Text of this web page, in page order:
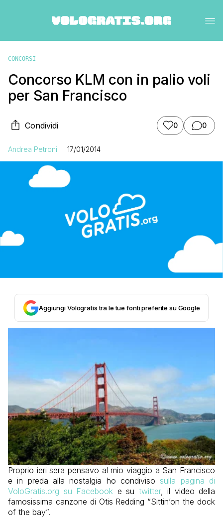
CONCORSI
Concorso KLM con in palio voli
per San Francisco
Condividi 0 0
Andrea Petroni 17/01/2014
Aggiungi Vologratis tra le tue fonti preferite su Google
Proprio ieri sera pensavo al mio viaggio a San Francisco
e in preda alla nostalgia ho condiviso sulla pagina di
VoloGratis.org su Facebook e su twitter, il video della
famosissima canzone di Otis Redding “Sittin’on the dock
of the bay”.